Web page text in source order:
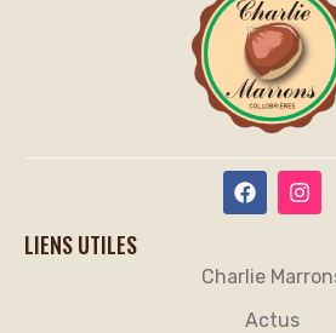
LIENS UTILES
Charlie
Actus